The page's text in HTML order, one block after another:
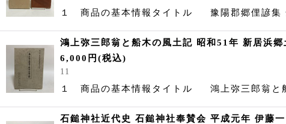
１ 商品の基本情報タイトル 豫陽郡郷俚
鴻上弥三郎翁と船木の風土記 昭和51年 新居浜
6,000 円 (税込)
11
１ 商品の基本情報タイトル 鴻上弥三郎翁
石鎚神社近代史 石鎚神社奉賛会 平成元年 伊藤